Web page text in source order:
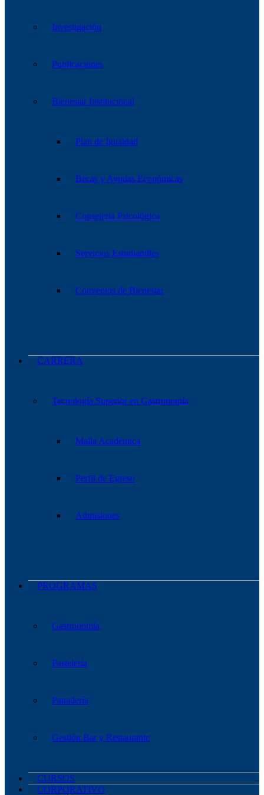
Investigación
Publicaciones
Bienestar Institucional
Plan de Igualdad
Becas y Ayudas Económicas
Consejería Psicológica
Servicios Estudiantiles
Convenios de Bienestar
CARRERA
Tecnología Superior en Gastronomía
Malla Académica
Perfil de Egreso
Admisiones
PROGRAMAS
Gastronomía
Pastelería
Panadería
Gestión Bar y Restaurante
CURSOS
CORPORATIVO